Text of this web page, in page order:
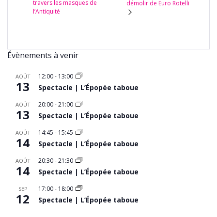
travers les masques de
l’Antiquité
démolir de Euro Rotelli
Évènements à venir
AOÛT
13
12:00- 13:00
Spectacle | L’Épopée taboue
AOÛT
13
20:00-21:00
Spectacle | L’Épopée taboue
AOÛT
14
14:45 - 15:45
Spectacle | L’Épopée taboue
AOÛT
14
20:30-21:30
Spectacle | L’Épopée taboue
SEP
12
17:00- 18:00
Spectacle | L’Épopée taboue